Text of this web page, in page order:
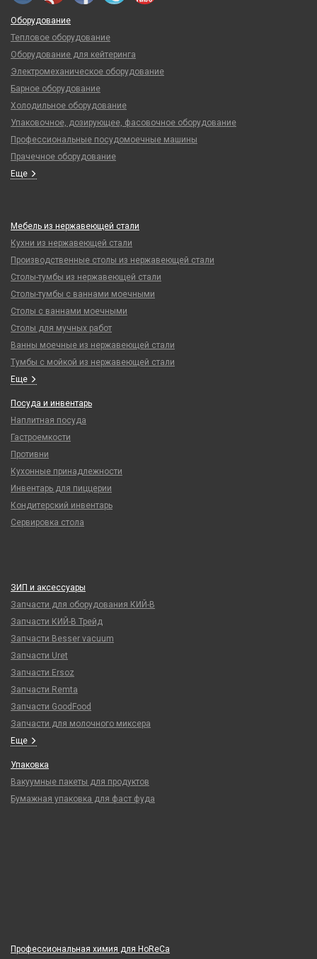
Оборудование
Тепловое оборудование
Оборудование для кейтеринга
Электромеханическое оборудование
Барное оборудование
Холодильное оборудование
Упаковочное, дозирующее, фасовочное оборудование
Профессиональные посудомоечные машины
Прачечное оборудование
Еще
Мебель из нержавеющей стали
Кухни из нержавеющей стали
Производственные столы из нержавеющей стали
Столы-тумбы из нержавеющей стали
Столы-тумбы с ваннами моечными
Столы с ваннами моечными
Столы для мучных работ
Ванны моечные из нержавеющей стали
Тумбы с мойкой из нержавеющей стали
Еще
Посуда и инвентарь
Наплитная посуда
Гастроемкости
Противни
Кухонные принадлежности
Инвентарь для пиццерии
Кондитерский инвентарь
Сервировка стола
ЗИП и аксессуары
Запчасти для оборудования КИЙ-В
Запчасти КИЙ-В Трейд
Запчасти Besser vacuum
Запчасти Uret
Запчасти Ersoz
Запчасти Remta
Запчасти GoodFood
Запчасти для молочного миксера
Еще
Упаковка
Вакуумные пакеты для продуктов
Бумажная упаковка для фаст фуда
Профессиональная химия для HoReCa